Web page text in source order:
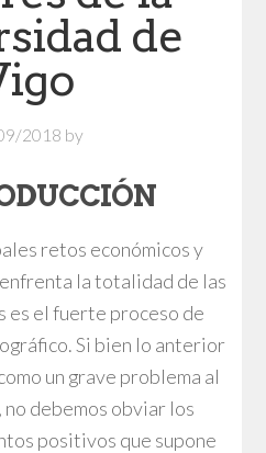
de
2018 by
retos económicos y
la totalidad de las
es el fuerte proceso de
Si bien lo anterior
un grave problema al
debemos obviar los
positivos que supone